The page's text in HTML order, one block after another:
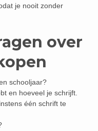
je nooit zonder
over
schooljaar?
en hoeveel je schrijft.
één schrift te